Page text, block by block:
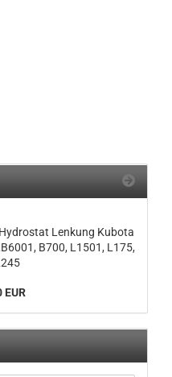
Lenkung Kubota
B700, L1501, L175,
EUR